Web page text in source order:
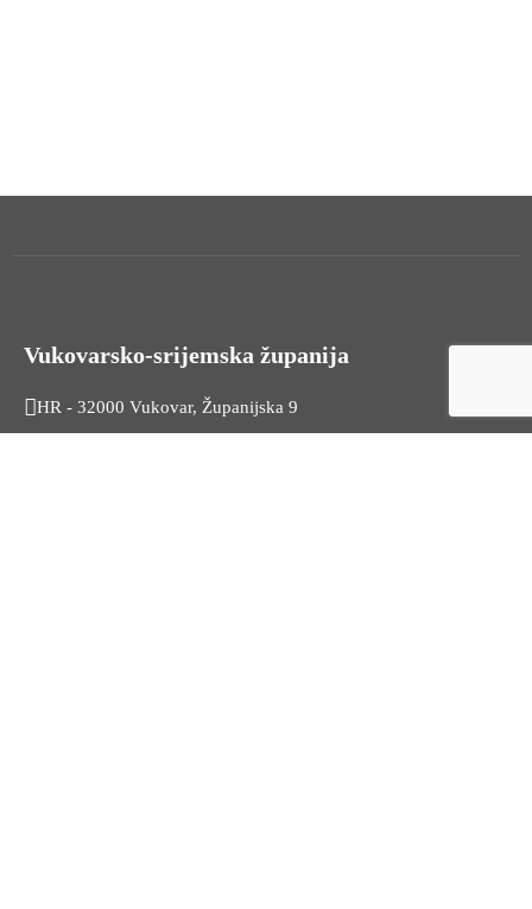
Vukovarsko-srijemska županija
HR - 32000 Vukovar, Županijska 9